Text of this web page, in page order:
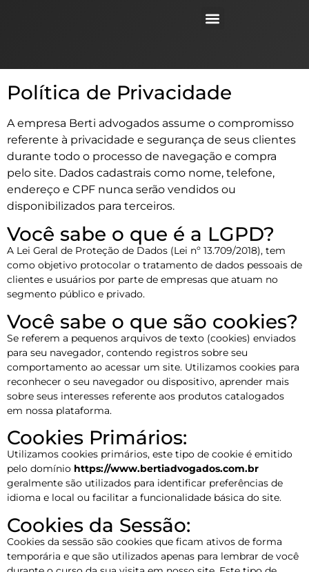
Política de Privacidade
A empresa Berti advogados assume o compromisso
referente à privacidade e segurança de seus clientes
durante todo o processo de navegação e compra
pelo site. Dados cadastrais como nome, telefone,
endereço e CPF nunca serão vendidos ou
disponibilizados para terceiros.
Você sabe o que é a LGPD?
A Lei Geral de Proteção de Dados (Lei nº 13.709/2018), tem
como objetivo protocolar o tratamento de dados pessoais de
clientes e usuários por parte de empresas que atuam no
segmento público e privado.
Você sabe o que são cookies?
Se referem a pequenos arquivos de texto (cookies) enviados
para seu navegador, contendo registros sobre seu
comportamento ao acessar um site. Utilizamos cookies para
reconhecer o seu navegador ou dispositivo, aprender mais
sobre seus interesses referente aos produtos catalogados
em nossa plataforma.
Cookies Primários:
Utilizamos cookies primários, este tipo de cookie é emitido
pelo domínio https://www.bertiadvogados.com.br
geralmente são utilizados para identificar preferências de
idioma e local ou facilitar a funcionalidade básica do site.
Cookies da Sessão:
Cookies da sessão são cookies que ficam ativos de forma
temporária e que são utilizados apenas para lembrar de você